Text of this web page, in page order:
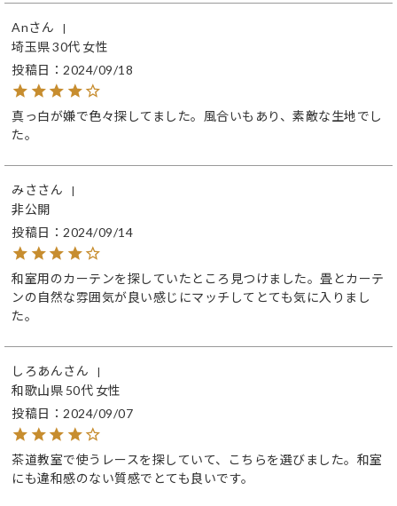
An
埼玉県30代 女性
投稿日
2024/09/18
真っ白が嫌で色々探してました。風合いもあり、素敵な生地でし
た。
みさ
非公開
投稿日
2024/09/14
和室用のカーテンを探していたところ見つけました。畳とカーテ
ンの自然な雰囲気が良い感じにマッチしてとても気に入りまし
た。
しろあん
和歌山県 50代 女性
投稿日
2024/09/07
茶道教室で使うレースを探していて、こちらを選びました。和室
にも違和感のない質感でとても良いです。